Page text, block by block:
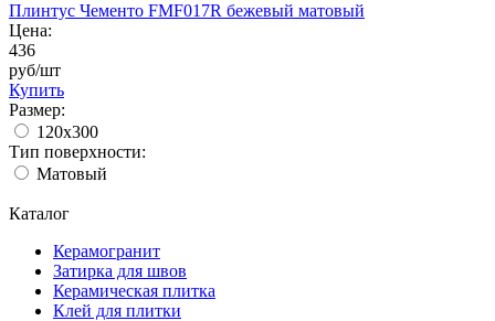
Плинтус Чементо FMF017R бежевый матовый
Цена:
436
руб/шт
Купить
Размер:
120x300
Тип поверхности:
Матовый
Каталог
Керамогранит
Затирка для швов
Керамическая плитка
Клей для плитки